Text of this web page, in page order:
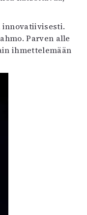
innovatiivisesti.
Parven alle
ihmettelemään